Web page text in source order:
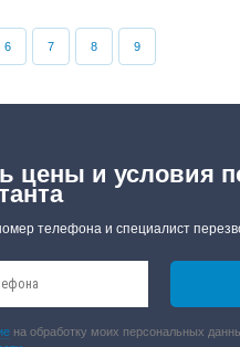
6 7 8 9
цены и условия
телефона и специалист
на обработку моих персональных